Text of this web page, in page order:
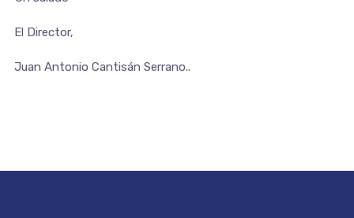
El Director,
Juan Antonio Cantisán Serrano..